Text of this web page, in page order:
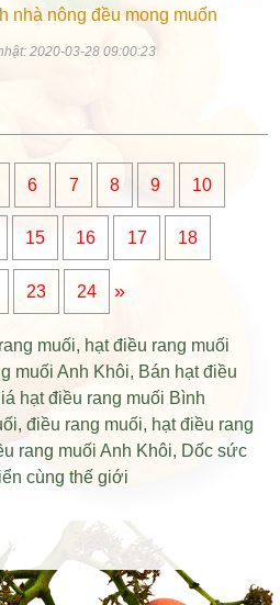
nhà nông đều mong muốn
2020-03-28 09:00:23
6 7 8 9 10
15 16 17 18
23 24 »
muối, hạt điều rang muối
muối Anh Khôi, Bán hạt điều
hạt điều rang muối Bình
,điều rang muối, hạt điều rang
rang muối Anh Khôi, Dốc sức
cùng thế giới